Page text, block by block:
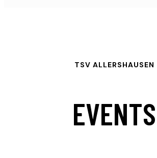
TSV ALLERSHAUSEN
EVENTS